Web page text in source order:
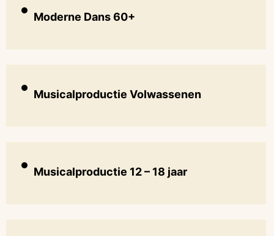
Moderne Dans 60+
Musicalproductie Volwassenen
Musicalproductie 12 – 18 jaar